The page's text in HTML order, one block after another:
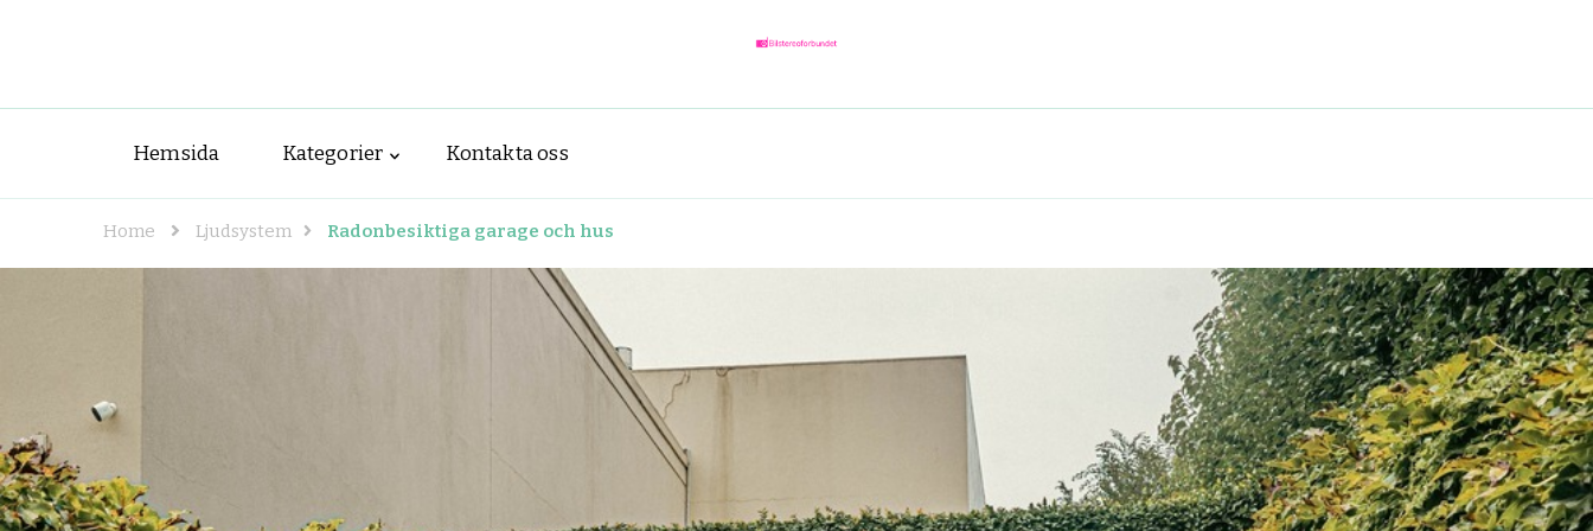
bilstereoforbundet.se
Hemsida Kategorier Kontakta oss
Home Ljudsystem Radonbesiktiga garage och hus